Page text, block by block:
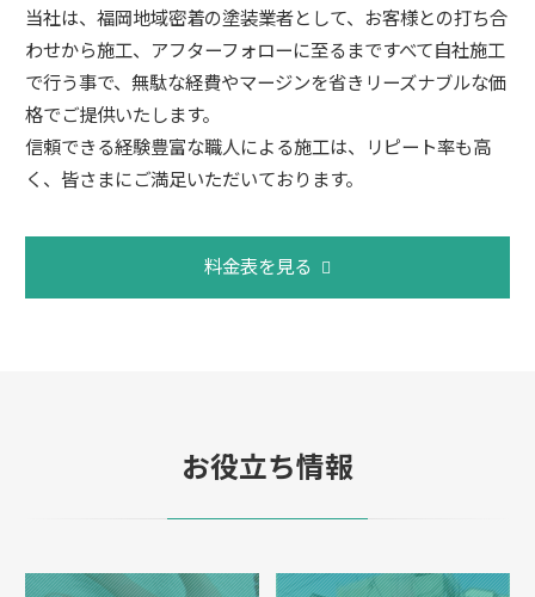
当社は、福岡地域密着の塗装業者として、お客様との打ち合
わせから施工、アフターフォローに至るまですべて自社施工
で行う事で、無駄な経費やマージンを省きリーズナブルな価
格でご提供いたします。
信頼できる経験豊富な職人による施工は、リピート率も高
く、皆さまにご満足いただいております。
料金表を見る
お役立ち情報